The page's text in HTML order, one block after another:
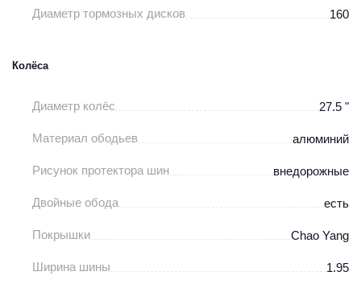
Диаметр тормозных дисков 160
Колёса
Диаметр колёс 27.5 "
Материал ободьев алюминий
Рисунок протектора шин внедорожные
Двойные обода есть
Покрышки Chao Yang
Ширина шины 1.95